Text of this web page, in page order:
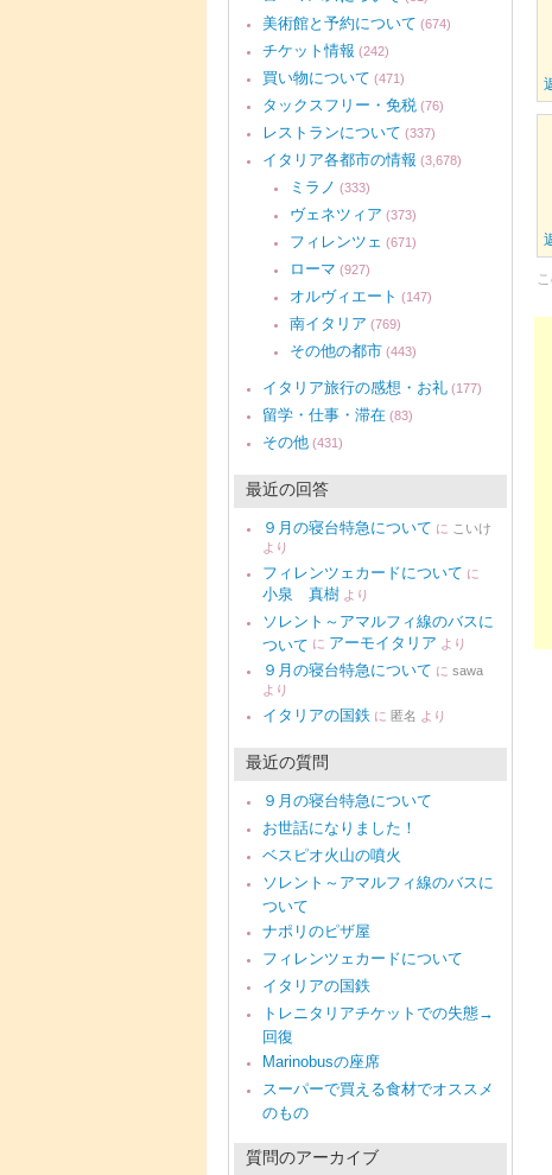
美術館と予約について (674)
チケット情報 (242)
買い物について (471)
タックスフリー・免税 (76)
レストランについて (337)
イタリア各都市の情報 (3,678)
ミラノ (333)
ヴェネツィア (373)
フィレンツェ (671)
ローマ (927)
オルヴィエート (147)
南イタリア (769)
その他の都市 (443)
イタリア旅行の感想・お礼 (177)
留学・仕事・滞在 (83)
その他 (431)
最近の回答
９月の寝台特急について に こいけ
より
フィレンツェカードについて に
小泉 真樹 より
ソレント～アマルフィ線のバスに
ついて に アーモイタリア より
９月の寝台特急について に sawa
より
イタリアの国鉄 に 匿名 より
最近の質問
９月の寝台特急について
お世話になりました！
ベスピオ火山の噴火
ソレント～アマルフィ線のバスに
ついて
ナポリのピザ屋
フィレンツェカードについて
イタリアの国鉄
トレニタリアチケットでの失態→
回復
Marinobusの座席
スーパーで買える食材でオススメ
のもの
質問のアーカイブ